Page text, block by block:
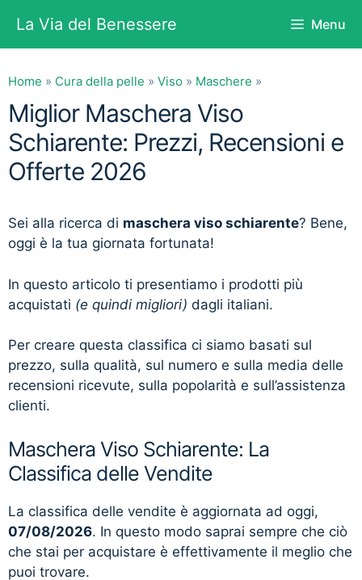
contenuto
La Via del Benessere Menu
Home » Cura della pelle » Viso » Maschere »
Miglior Maschera Viso
Schiarente: Prezzi, Recensioni e
Offerte 2026
Sei alla ricerca di maschera viso schiarente? Bene,
oggi è la tua giornata fortunata!
In questo articolo ti presentiamo i prodotti più
acquistati (e quindi migliori) dagli italiani.
Per creare questa classifica ci siamo basati sul
prezzo, sulla qualità, sul numero e sulla media delle
recensioni ricevute, sulla popolarità e sull’assistenza
clienti.
Maschera Viso Schiarente: La
Classifica delle Vendite
La classifica delle vendite è aggiornata ad oggi,
07/08/2026. In questo modo saprai sempre che ciò
che stai per acquistare è effettivamente il meglio che
puoi trovare.